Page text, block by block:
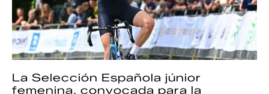
La Selección Española júnior
femenina, convocada para la